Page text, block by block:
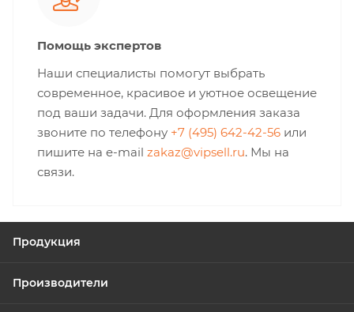
Помощь экспертов
Наши специалисты помогут выбрать
современное, красивое и уютное освещение
под ваши задачи. Для оформления заказа
звоните по телефону +7 (495) 642-42-56 или
пишите на e-mail zakaz@vipsell.ru. Мы на
связи.
Продукция
Производители